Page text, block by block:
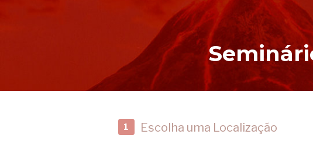
1 Escolha uma Localização